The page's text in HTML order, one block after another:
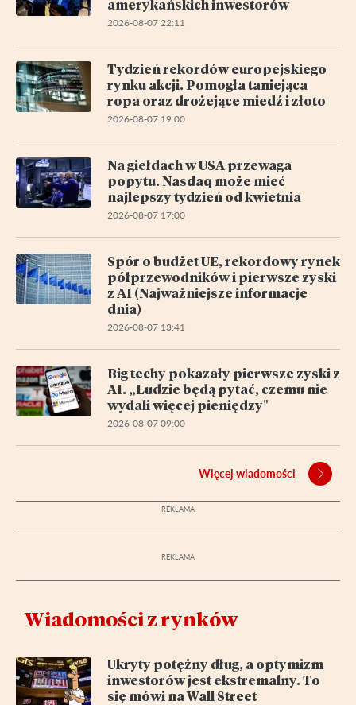
amerykańskich inwestorów
2026-08-07 22:11
Tydzień rekordów europejskiego
rynku akcji. Pomogła taniejąca
ropa oraz drożejące miedź i złoto
2026-08-07 19:00
Na giełdach w USA przewaga
popytu. Nasdaq może mieć
najlepszy tydzień od kwietnia
2026-08-07 17:00
Spór o budżet UE, rekordowy rynek
półprzewodników i pierwsze zyski
z AI (Najważniejsze informacje
dnia)
2026-08-07 13:41
Big techy pokazały pierwsze zyski z
AI. „Ludzie będą pytać, czemu nie
wydali więcej pieniędzy"
2026-08-07 09:00
Więcej wiadomości
Wiadomości z rynków
Ukryty potężny dług, a optymizm
inwestorów jest ekstremalny. To
się mówi na Wall Street